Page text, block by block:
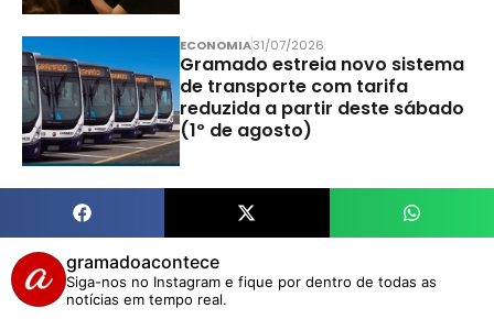
ECONOMIA31/07/2026
Gramado estreia novo sistema
de transporte com tarifa
reduzida a partir deste sábado
(1º de agosto)
gramadoacontece
Siga-nos no Instagram e fique por dentro de todas as
notícias em tempo real.